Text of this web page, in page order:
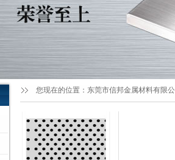
您现在的位置： 东莞市信邦金属材料有限公